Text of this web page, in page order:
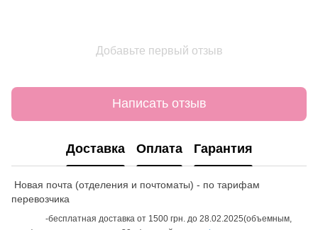
Добавьте первый отзыв
Написать отзыв
Доставка Оплата Гарантия
Новая почта (отделения и почтоматы) - по тарифам
перевозчика
-бесплатная доставка от 1500 грн. до 28.02.2025(объемным,